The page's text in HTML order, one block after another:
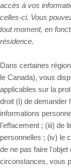
accès à vos
celles-ci. Vous
tout moment, en
résidence.
Dans certaines
le Canada), vous
applicables sur la
droit (i) de demander
informations
l'effacement ; (iii) de
personnelles ; (iv) le
de ne pas faire
circonstances, vous